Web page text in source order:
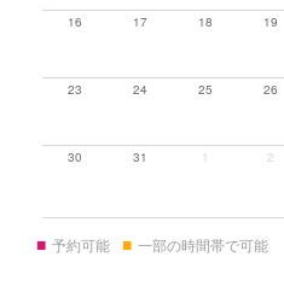
16 17 18 19
23 24 25 26
30 31 1 2
■ 予約可能 ■ 一部の時間帯で可能